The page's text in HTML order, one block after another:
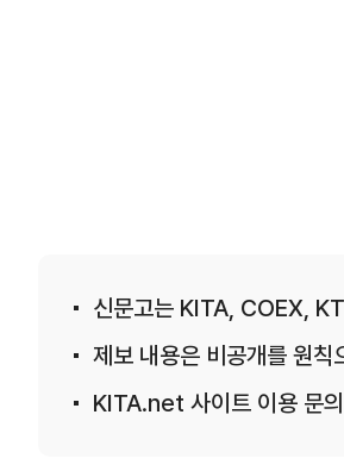
신문고는 KITA, COEX,
제보 내용은 비공개를 원칙
KITA.net 사이트 이용 문